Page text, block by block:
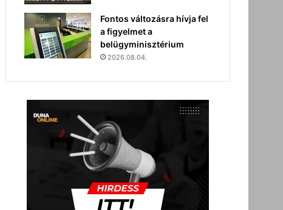
Fontos változásra hívja fel
a figyelmet a
belügyminisztérium
2026.08.04.